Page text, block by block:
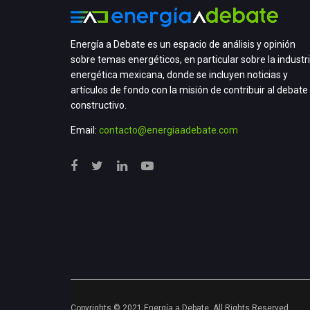
Energía a Debate es un espacio de análisis y opinión
sobre temas energéticos, en particular sobre la
energética mexicana, donde se incluyen noticias y
artículos de fondo con la misión de contribuir al debate
constructivo.
Email: contacto@energiaadebate.com
Copyrights © 2021 Energía a Debate. All Rights Reserved.